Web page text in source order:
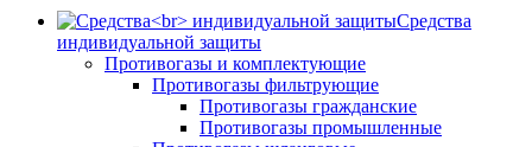
Средства
индивидуальной защиты
Противогазы и комплектующие
Противогазы фильтрующие
Противогазы гражданские
Противогазы промышленные